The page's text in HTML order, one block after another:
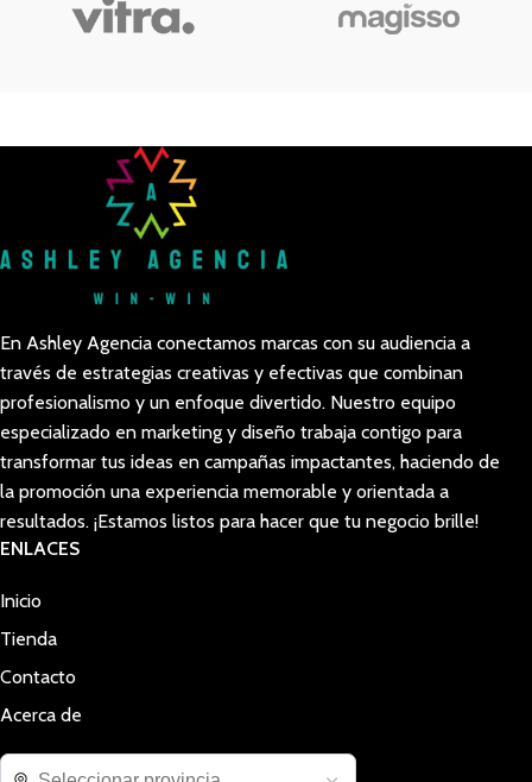
En Ashley Agencia conectamos marcas con su audiencia a
través de estrategias creativas y efectivas que combinan
profesionalismo y un enfoque divertido. Nuestro equipo
especializado en marketing y diseño trabaja contigo para
transformar tus ideas en campañas impactantes, haciendo de
la promoción una experiencia memorable y orientada a
resultados. ¡Estamos listos para hacer que tu negocio brille!
ENLACES
Inicio
Tienda
Contacto
Acerca de